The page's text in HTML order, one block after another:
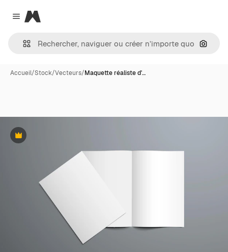
Close menu
Magnific
Accueil/Stock/Vecteurs/Maquette réaliste d'…
Premium